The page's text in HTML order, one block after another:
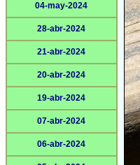
04-may-2024
28-abr-2024
21-abr-2024
20-abr-2024
19-abr-2024
07-abr-2024
06-abr-2024